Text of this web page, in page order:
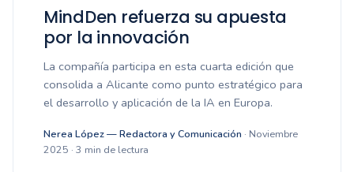
MindDen refuerza su apuesta
por la innovación
La compañía participa en esta cuarta edición que
consolida a Alicante como punto estratégico para
el desarrollo y aplicación de la IA en Europa.
Nerea López — Redactora y Comunicación · Noviembre
2025 · 3 min de lectura